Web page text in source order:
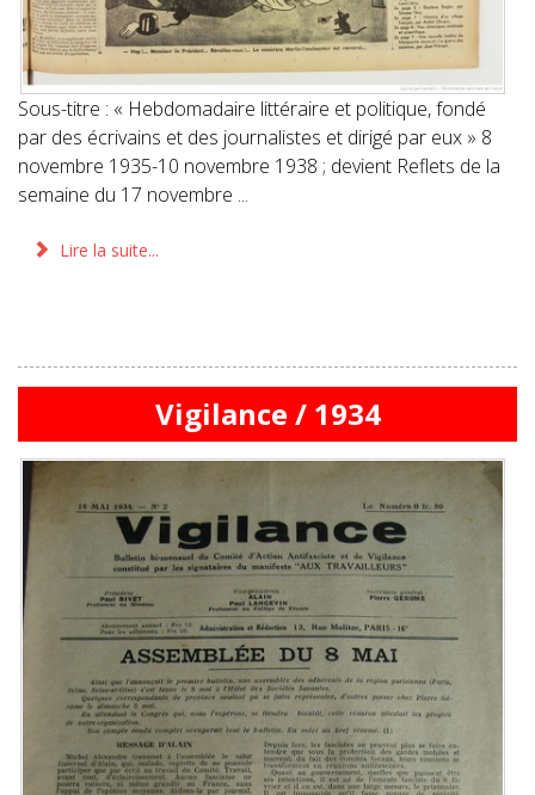
Sous-titre : « Hebdomadaire littéraire et politique, fondé
par des écrivains et des journalistes et dirigé par eux » 8
novembre 1935-10 novembre 1938 ; devient Reflets de la
semaine du 17 novembre ...
Lire la suite...
Vigilance / 1934